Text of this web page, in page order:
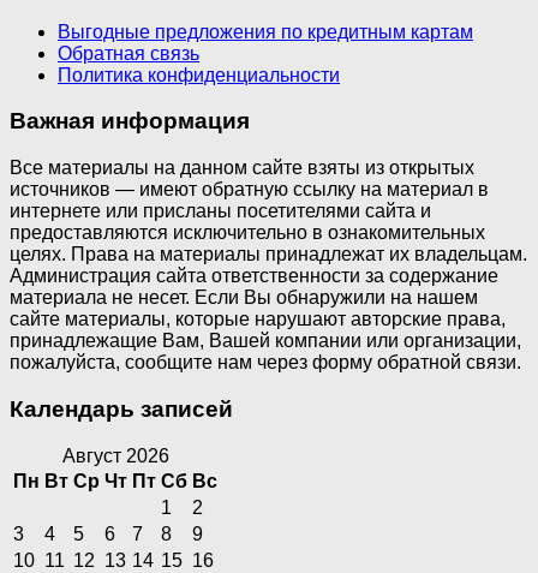
Выгодные предложения по кредитным картам
Обратная связь
Политика конфиденциальности
Важная информация
Все материалы на данном сайте взяты из открытых
источников — имеют обратную ссылку на материал в
интернете или присланы посетителями сайта и
предоставляются исключительно в ознакомительных
целях. Права на материалы принадлежат их владельцам.
Администрация сайта ответственности за содержание
материала не несет. Если Вы обнаружили на нашем
сайте материалы, которые нарушают авторские права,
принадлежащие Вам, Вашей компании или организации,
пожалуйста, сообщите нам через форму обратной связи.
Календарь записей
Август 2026
Пн Вт Ср Чт Пт Сб Вс
1
2
3
4 5 6 7 8
9
10 11 12 13 14 15 16